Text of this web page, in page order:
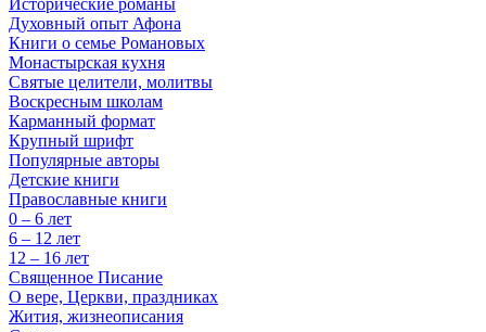
Исторические романы
Духовный опыт Афона
Книги о семье Романовых
Монастырская кухня
Святые целители, молитвы
Воскресным школам
Карманный формат
Крупный шрифт
Популярные авторы
Детские книги
Православные книги
0 – 6 лет
6 – 12 лет
12 – 16 лет
Священное Писание
О вере, Церкви, праздниках
Жития, жизнеописания